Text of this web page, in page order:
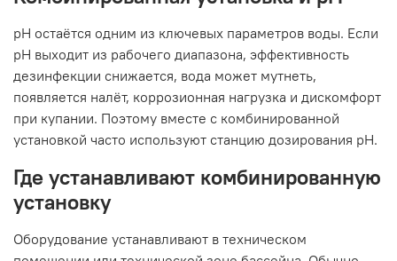
pH остаётся одним из ключевых параметров воды. Если
pH выходит из рабочего диапазона, эффективность
дезинфекции снижается, вода может мутнеть,
появляется налёт, коррозионная нагрузка и дискомфорт
при купании. Поэтому вместе с комбинированной
установкой часто используют станцию дозирования pH.
Где устанавливают комбинированную
установку
Оборудование устанавливают в техническом